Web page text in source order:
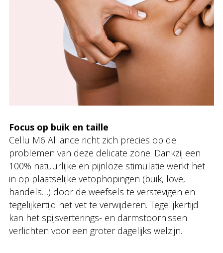
Focus op buik en taille
Cellu M6 Alliance richt zich precies op de
problemen van deze delicate zone. Dankzij een
100% natuurlijke en pijnloze stimulatie werkt het
in op plaatselijke vetophopingen (buik, love,
handels…) door de weefsels te verstevigen en
tegelijkertijd het vet te verwijderen. Tegelijkertijd
kan het spijsverterings- en darmstoornissen
verlichten voor een groter dagelijks welzijn.